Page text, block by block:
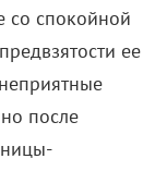
со спокойной
ее
после